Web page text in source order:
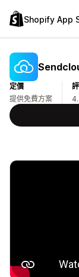
Shopify App
定價
提供免費方案